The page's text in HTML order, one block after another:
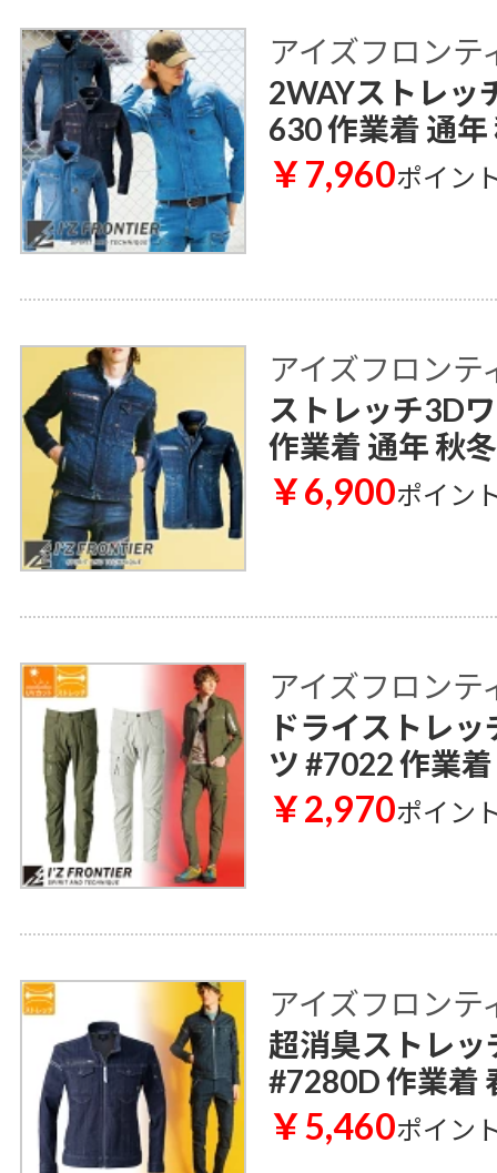
アイズフロンテ
2WAYストレッ
630 作業着 通年
￥7,960ポイン
アイズフロンテ
ストレッチ3D
作業着 通年 秋冬
￥6,900ポイン
アイズフロンテ
ドライストレ
ツ #7022 作業
￥2,970ポイン
アイズフロンテ
超消臭ストレ
#7280D 作業着
￥5,460ポイン